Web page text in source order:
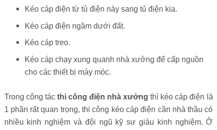
Kéo cáp điện từ tủ điện này sang tủ điện kia.
Kéo cáp điện ngầm dưới đất.
Kéo cáp treo.
Kéo cáp chạy xung quanh nhà xưởng để cấp nguồn
cho các thiết bị máy móc.
Trong công tác thi công điện nhà xưởng thì kéo cáp điện là
1 phần rất quan trọng, thi công kéo cáp điện cần nhà thầu có
nhiều kinh nghiệm và đội ngũ kỹ sư giàu kinh nghiệm. Ở